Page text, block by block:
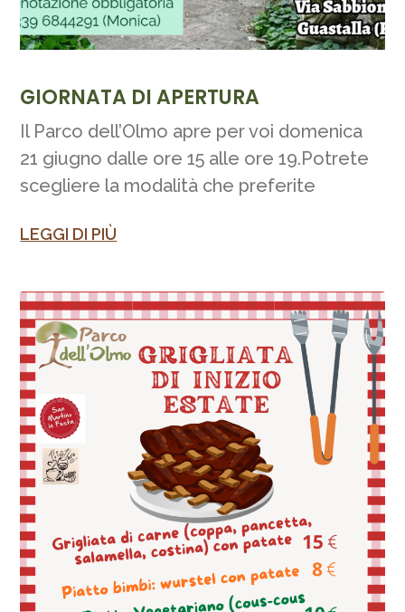
GIORNATA DI APERTURA
Il Parco dell’Olmo apre per voi domenica
21 giugno dalle ore 15 alle ore 19.Potrete
scegliere la modalità che preferite
LEGGI DI PIÙ